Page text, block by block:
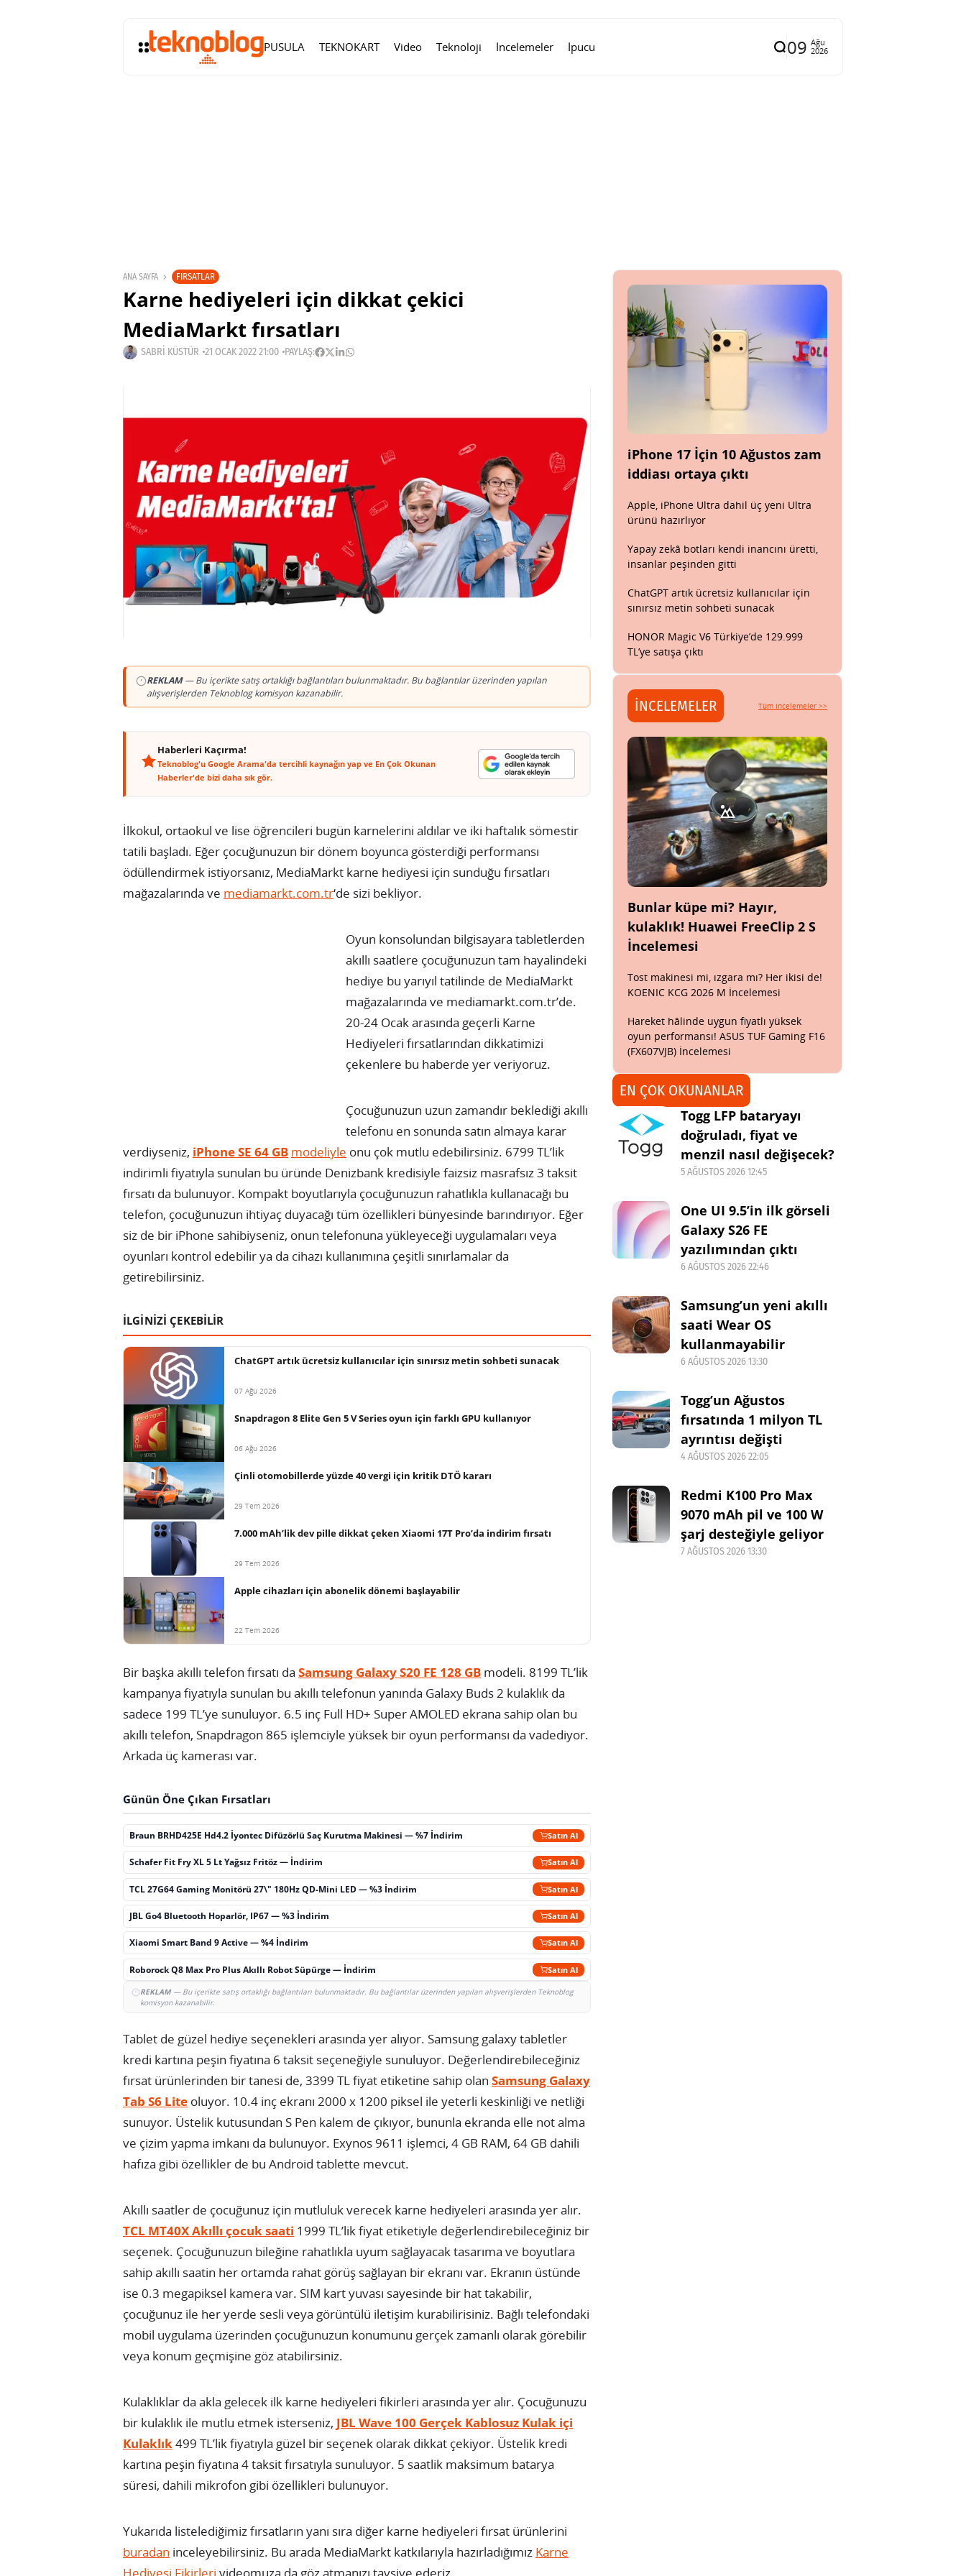
PUSULA TEKNOKART Video Teknoloji İncelemeler İpucu 09 Ağu
2026
ANA SAYFA FIRSATLAR
Karne hediyeleri için dikkat çekici
MediaMarkt fırsatları
SABRI KÜSTÜR 21 OCAK 2022 21:00 PAYLAŞ:
REKLAM— Bu içerikte satış ortaklığı bağlantıları bulunmaktadır. Bu bağlantılar üzerinden yapılan
alışverişlerden Teknoblog komisyon kazanabilir.
Haberleri Kaçırma!
Teknoblog'u Google Arama'da tercihli kaynağın yap ve En Çok Okunan
Haberler'de bizi daha sık gör.
İlkokul, ortaokul ve lise öğrencileri bugün karnelerini aldılar ve iki haftalık sömestir
tatili başladı. Eğer çocuğunuzun bir dönem boyunca gösterdiği performansı
ödüllendirmek istiyorsanız, MediaMarkt karne hediyesi için sunduğu fırsatları
mağazalarında ve mediamarkt.com.tr‘de sizi bekliyor.
Oyun konsolundan bilgisayara tabletlerden
akıllı saatlere çocuğunuzun tam hayalindeki
hediye bu yarıyıl tatilinde de MediaMarkt
mağazalarında ve mediamarkt.com.tr’de.
20-24 Ocak arasında geçerli Karne
Hediyeleri fırsatlarından dikkatimizi
çekenlere bu haberde yer veriyoruz.
Çocuğunuzun uzun zamandır beklediği akıllı
telefonu en sonunda satın almaya karar
verdiyseniz, iPhone SE 64 GB modeliyle onu çok mutlu edebilirsiniz. 6799 TL’lik
indirimli fiyatıyla sunulan bu üründe Denizbank kredisiyle faizsiz masrafsız 3 taksit
fırsatı da bulunuyor. Kompakt boyutlarıyla çocuğunuzun rahatlıkla kullanacağı bu
telefon, çocuğunuzun ihtiyaç duyacağı tüm özellikleri bünyesinde barındırıyor. Eğer
siz de bir iPhone sahibiyseniz, onun telefonuna yükleyeceği uygulamaları veya
oyunları kontrol edebilir ya da cihazı kullanımına çeşitli sınırlamalar da
getirebilirsiniz.
İLGİNİZİ ÇEKEBİLİR
ChatGPT artık ücretsiz kullanıcılar için sınırsız metin sohbeti sunacak
07 Ağu 2026
Snapdragon 8 Elite Gen 5 V Series oyun için farklı GPU kullanıyor
06 Ağu 2026
Çinli otomobillerde yüzde 40 vergi için kritik DTÖ kararı
29 Tem 2026
7.000 mAh’lik dev pille dikkat çeken Xiaomi 17T Pro’da indirim fırsatı
29 Tem 2026
Apple cihazları için abonelik dönemi başlayabilir
22 Tem 2026
Bir başka akıllı telefon fırsatı da Samsung Galaxy S20 FE 128 GB modeli. 8199 TL’lik
kampanya fiyatıyla sunulan bu akıllı telefonun yanında Galaxy Buds 2 kulaklık da
sadece 199 TL’ye sunuluyor. 6.5 inç Full HD+ Super AMOLED ekrana sahip olan bu
akıllı telefon, Snapdragon 865 işlemciyle yüksek bir oyun performansı da vadediyor.
Arkada üç kamerası var.
Günün Öne Çıkan Fırsatları
Braun BRHD425E Hd4.2 İyontec Difüzörlü Saç Kurutma Makinesi — %7 İndirim Satın Al
Schafer Fit Fry XL 5 Lt Yağsız Fritöz — İndirim Satın Al
TCL 27G64 Gaming Monitörü 27\" 180Hz QD-Mini LED — %3 İndirim Satın Al
JBL Go4 Bluetooth Hoparlör, IP67 — %3 İndirim Satın Al
Xiaomi Smart Band 9 Active — %4 İndirim Satın Al
Roborock Q8 Max Pro Plus Akıllı Robot Süpürge — İndirim Satın Al
REKLAM— Bu içerikte satış ortaklığı bağlantıları bulunmaktadır. Bu bağlantılar üzerinden yapılan alışverişlerden Teknoblog
komisyon kazanabilir.
Tablet de güzel hediye seçenekleri arasında yer alıyor. Samsung galaxy tabletler
kredi kartına peşin fiyatına 6 taksit seçeneğiyle sunuluyor. Değerlendirebileceğiniz
fırsat ürünlerinden bir tanesi de, 3399 TL fiyat etiketine sahip olan Samsung Galaxy
Tab S6 Lite oluyor. 10.4 inç ekranı 2000 x 1200 piksel ile yeterli keskinliği ve netliği
sunuyor. Üstelik kutusundan S Pen kalem de çıkıyor, bununla ekranda elle not alma
ve çizim yapma imkanı da bulunuyor. Exynos 9611 işlemci, 4 GB RAM, 64 GB dahili
hafıza gibi özellikler de bu Android tablette mevcut.
Akıllı saatler de çocuğunuz için mutluluk verecek karne hediyeleri arasında yer alır.
TCL MT40X Akıllı çocuk saati 1999 TL’lik fiyat etiketiyle değerlendirebileceğiniz bir
seçenek. Çocuğunuzun bileğine rahatlıkla uyum sağlayacak tasarıma ve boyutlara
sahip akıllı saatin her ortamda rahat görüş sağlayan bir ekranı var. Ekranın üstünde
ise 0.3 megapiksel kamera var. SIM kart yuvası sayesinde bir hat takabilir,
çocuğunuz ile her yerde sesli veya görüntülü iletişim kurabilirisiniz. Bağlı telefondaki
mobil uygulama üzerinden çocuğunuzun konumunu gerçek zamanlı olarak görebilir
veya konum geçmişine göz atabilirsiniz.
Kulaklıklar da akla gelecek ilk karne hediyeleri fikirleri arasında yer alır. Çocuğunuzu
bir kulaklık ile mutlu etmek isterseniz, JBL Wave 100 Gerçek Kablosuz Kulak içi
Kulaklık499 TL’lik fiyatıyla güzel bir seçenek olarak dikkat çekiyor. Üstelik kredi
kartına peşin fiyatına 4 taksit fırsatıyla sunuluyor. 5 saatlik maksimum batarya
süresi, dahili mikrofon gibi özellikleri bulunuyor.
Yukarıda listelediğimiz fırsatların yanı sıra diğer karne hediyeleri fırsat ürünlerini
buradan inceleyebilirsiniz. Bu arada MediaMarkt katkılarıyla hazırladığımız Karne
iPhone 17 İçin 10 Ağustos zam
iddiası ortaya çıktı
Apple, iPhone Ultra dahil üç yeni Ultra
ürünü hazırlıyor
Yapay zekâ botları kendi inancını üretti,
insanlar peşinden gitti
ChatGPT artık ücretsiz kullanıcılar için
sınırsız metin sohbeti sunacak
HONOR Magic V6 Türkiye’de 129.999
TL’ye satışa çıktı
İNCELEMELER Tüm incelemeler >>
Bunlar küpe mi? Hayır,
kulaklık! Huawei FreeClip 2 S
İncelemesi
Tost makinesi mi, ızgara mı? Her ikisi de!
KOENIC KCG 2026 M İncelemesi
Hareket hâlinde uygun fiyatlı yüksek
oyun performansı! ASUS TUF Gaming F16
(FX607VJB) İncelemesi
EN ÇOK OKUNANLAR
Togg LFP bataryayı
doğruladı, fiyat ve
menzil nasıl değişecek?
5 AĞUSTOS 2026 12:45
One UI 9.5’in ilk görseli
Galaxy S26 FE
yazılımından çıktı
6 AĞUSTOS 2026 22:46
Samsung’un yeni akıllı
saati Wear OS
kullanmayabilir
6 AĞUSTOS 2026 13:30
Togg’un Ağustos
fırsatında 1 milyon TL
ayrıntısı değişti
4 AĞUSTOS 2026 22:05
Redmi K100 Pro Max
9070 mAh pil ve 100 W
şarj desteğiyle geliyor
7 AĞUSTOS 2026 13:30